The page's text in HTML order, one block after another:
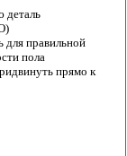
деталь
правильной
пола
прямо к